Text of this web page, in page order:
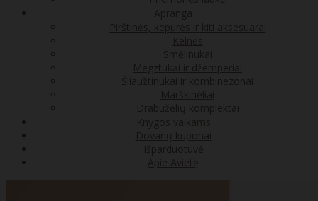
Apranga
Pirštinės, kepurės ir kiti aksesuarai
Kelnės
Smėlinukai
Megztukai ir džemperiai
Šliaužtinukai ir kombinezonai
Marškinėliai
Drabužėlių komplektai
Knygos vaikams
Dovanų kuponai
Išparduotuvė
Apie Avietę